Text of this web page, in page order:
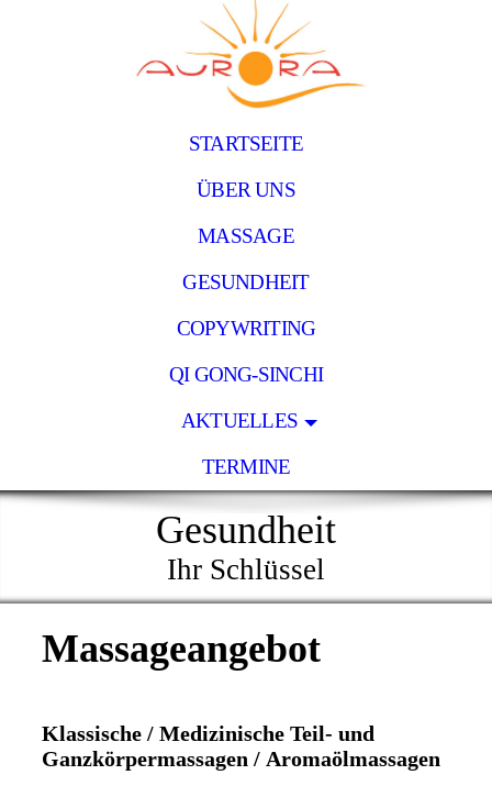
STARTSEITE
ÜBER UNS
MASSAGE
GESUNDHEIT
COPYWRITING
QI GONG-SINCHI
AKTUELLES
TERMINE
Gesundheit
Ihr Schlüssel
Massageangebot
Klassische / Medizinische Teil- und
Ganzkörpermassagen / Aromaölmassagen